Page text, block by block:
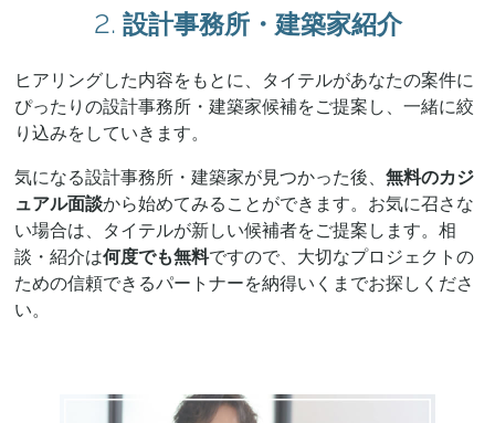
2. 設計事務所・建築家紹介
ヒアリングした内容をもとに、タイテルがあなたの案件に
ぴったりの設計事務所・建築家候補をご提案し、一緒に絞
り込みをしていきます。
気になる設計事務所・建築家が見つかった後、 無料のカジ
ュアル面談から始めてみることができます。お気に召さな
い場合は、タイテルが新しい候補者をご提案します。相
談・紹介は何度でも無料ですので、大切なプロジェクトの
ための信頼できるパートナーを納得いくまでお探しくださ
い。